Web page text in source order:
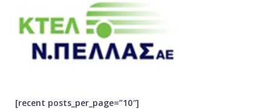
[recent posts_per_page=”10″]